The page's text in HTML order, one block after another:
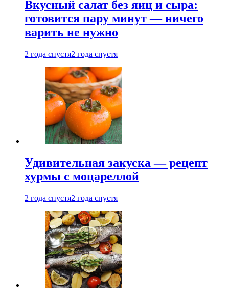
Вкусный салат без яиц и сыра:
готовится пару минут — ничего
варить не нужно
2 года спустя2 года спустя
Удивительная закуска — рецепт
хурмы с моцареллой
2 года спустя2 года спустя